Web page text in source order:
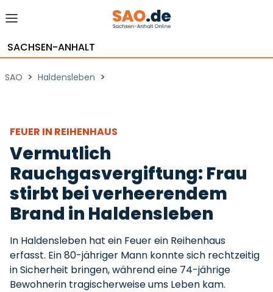
SACHSEN-ANHALT
SAO > Haldensleben >
FEUER IN REIHENHAUS
Vermutlich
Rauchgasvergiftung: Frau
stirbt bei verheerendem
Brand in Haldensleben
In Haldensleben hat ein Feuer ein Reihenhaus
erfasst. Ein 80-jähriger Mann konnte sich rechtzeitig
in Sicherheit bringen, während eine 74-jährige
Bewohnerin tragischerweise ums Leben kam.